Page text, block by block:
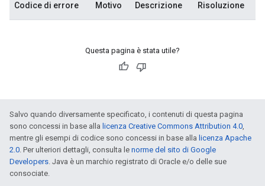
Codice di errore Motivo Descrizione Risoluzione
Questa pagina è stata utile?
Salvo quando diversamente specificato, i contenuti di questa pagina
sono concessi in base alla licenza Creative Commons Attribution 4.0,
mentre gli esempi di codice sono concessi in base alla licenza Apache
2.0. Per ulteriori dettagli, consulta le norme del sito di Google
Developers. Java è un marchio registrato di Oracle e/o delle sue
consociate.